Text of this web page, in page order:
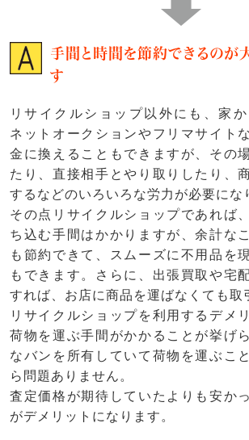
手間と時間を節約できるのが
す
リサイクルショップ以外にも、家
ネットオークションやフリマサイト
金に換えることもできますが、その
たり、直接相手とやり取りしたり、
するなどのいろいろな労力が必要にな
その点リサイクルショップであれば
ち込む手間はかかりますが、余計な
も節約できて、スムーズに不用品を
もできます。さらに、出張買取や宅
すれば、お店に商品を運ばなくても取
リサイクルショップを利用するデメ
荷物を運ぶ手間がかかることが挙げ
なバンを所有していて荷物を運ぶこ
ら問題ありません。
査定価格が期待していたよりも安か
がデメリットになります。